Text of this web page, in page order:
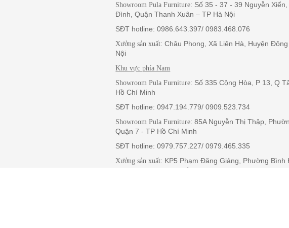
Showroom Pula Furniture: Số 35 - 37 - 39 Nguyễn
Đình, Quận Thanh Xuân – TP Hà Nội
SĐT hotline: 0986.643.397/ 0983.468.076
Xưởng sản xuất: Châu Phong, Xã Liên Hà, Huyện
Nội
Khu vực phía Nam
Showroom Pula Furniture: Số 335 Cộng Hòa, P 13, Q
Hồ Chí Minh
SĐT hotline: 0947.194.779/ 0909.523.734
Showroom Pula Furniture: 85A Nguyễn Thị Thập,
Quận 7 - TP Hồ Chí Minh
SĐT hotline: 0979.757.227/ 0979.465.335
Xưởng sản xuất: KP5 Phạm Đăng Giảng, Phường Bình
Quận Bình Tân - TP Hồ Chí Minh